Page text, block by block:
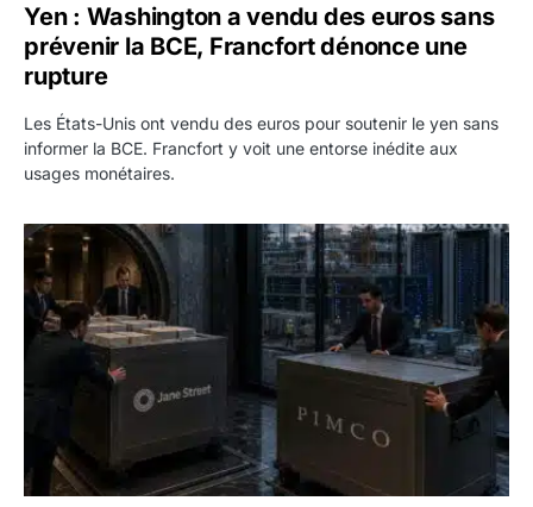
Yen : Washington a vendu des euros sans
prévenir la BCE, Francfort dénonce une
rupture
Les États-Unis ont vendu des euros pour soutenir le yen sans
informer la BCE. Francfort y voit une entorse inédite aux
usages monétaires.
Jane Street négocie le transfert de 11 milliards de